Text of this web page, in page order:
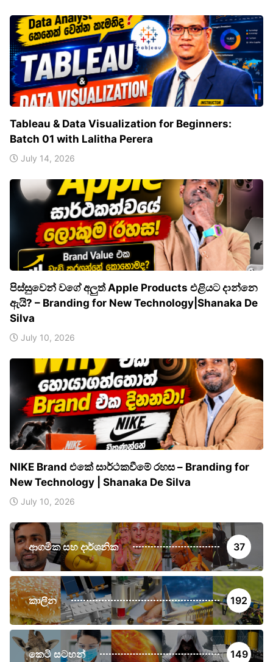
Tableau & Data Visualization for Beginners:
Batch 01 with Lalitha Perera
July 14, 2026
පිස්සුවෙන් වගේ අලුත් Apple Products එළියට දාන්නෙ
ඇයි? – Branding for New Technology|Shanaka De
Silva
July 10, 2026
NIKE Brand එකේ සාර්ථකවීමේ රහස – Branding for
New Technology | Shanaka De Silva
July 10, 2026
ආගමික සහ දාර්ශනික 37
කාලීන 192
කෙටි සටහන් 149